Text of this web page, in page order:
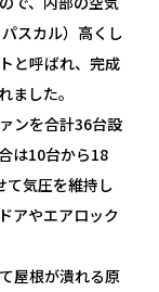
スカル）高くし
と呼ばれ、完成
ました。
ンを合計36台設
は10台から18
て気圧を維持し
アやエアロック
屋根が潰れる原